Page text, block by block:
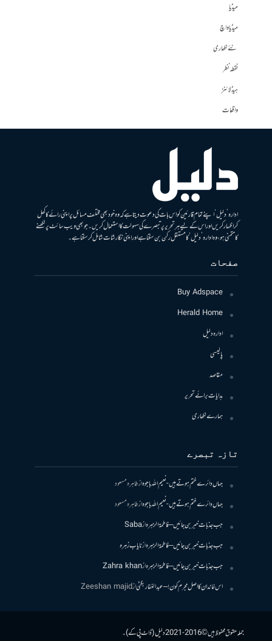
میڈیا
میڈیا واچ
نئے لکھاری
نقطہ نظر
ہیڈلائنز
واقعات
ادارہ ’دلیل‘ اپنے تمام قارئین کو اس بات کی دعوت دیتا ہے کہ وہ خود بھی مختلف مسائل پر اپنی رائے کا کھل
کر اظہار کریں اور اس کے لیے ہر تحریر پر تبصرے کی سہولت کا استعمال کریں۔ جو بھی ویب سائٹ پر لکھنے
کا متمنی ہو، وہ ادارہ ’دلیل‘ کا مستقل رکن بن سکتا ہے اور اپنی نگارشات شامل کرسکتا ہے۔
صفحات
Buy Adspace
Herald Home
ادارہ دلیل
پالیسی
مقاصد
ہدایات برائے تحریر
ہمارے لکھاری
تازہ تبصرے
جہاں دائرے ختم ہوتے ہیں- نعیم اللہ باجوہازطاہرہ مسعود
جہاں دائرے ختم ہوتے ہیں- نعیم اللہ باجوہازطاہرہ مسعود
جب جذبات خبر بن جائیں – فاطمۃالزہرہازSaba
جب جذبات خبر بن جائیں – فاطمۃالزہرہازنایاب زہرہ
جب جذبات خبر بن جائیں – فاطمۃالزہرہازZahra khan
اس خاندان کا اصل مجرم کون! – عبدالغفار بگٹیازZeeshan majid
جملہ حقوق محفوظ ہیں © 2016-2021 دلیل (ڈاٹ پی کے)۔